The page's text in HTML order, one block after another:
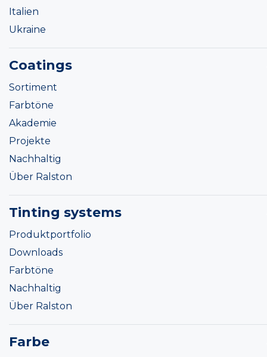
Italien
Ukraine
Coatings
Sortiment
Farbtöne
Akademie
Projekte
Nachhaltig
Über Ralston
Tinting systems
Produktportfolio
Downloads
Farbtöne
Nachhaltig
Über Ralston
Farbe